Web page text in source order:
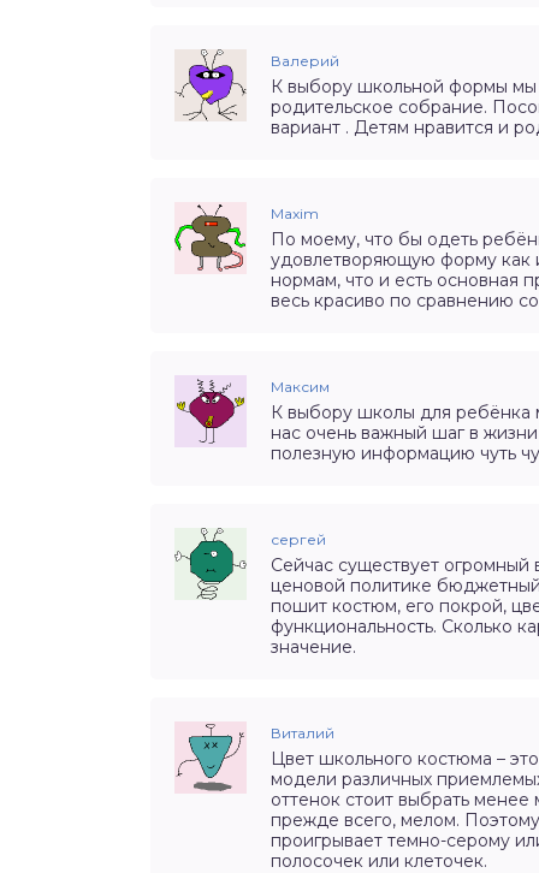
Валерий
К выбору школьной формы мы
родительское собрание.
вариант . Детям нравится и
Maxim
По моему, что бы одеть
удовлетворяющую форму как
нормам, что и есть основная
весь красиво по сравнению
Максим
К выбору школы для ребёнка
нас очень важный шаг в
полезную информацию чуть
сергей
Сейчас существует
ценовой политике
пошит костюм, его покрой,
функциональность. Сколько
значение.
Виталий
Цвет школьного костюма –
модели различных
оттенок стоит выбрать менее
прежде всего, мелом.
проигрывает темно-серому
полосочек или клеточек.